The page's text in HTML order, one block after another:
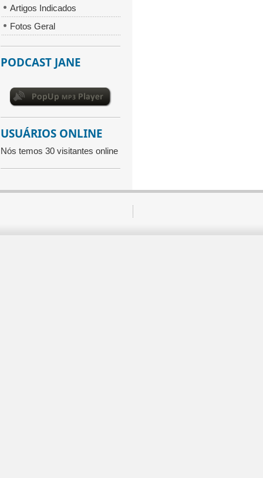
Artigos Indicados
Fotos Geral
PODCAST JANE
USUÁRIOS ONLINE
Nós temos 30 visitantes online